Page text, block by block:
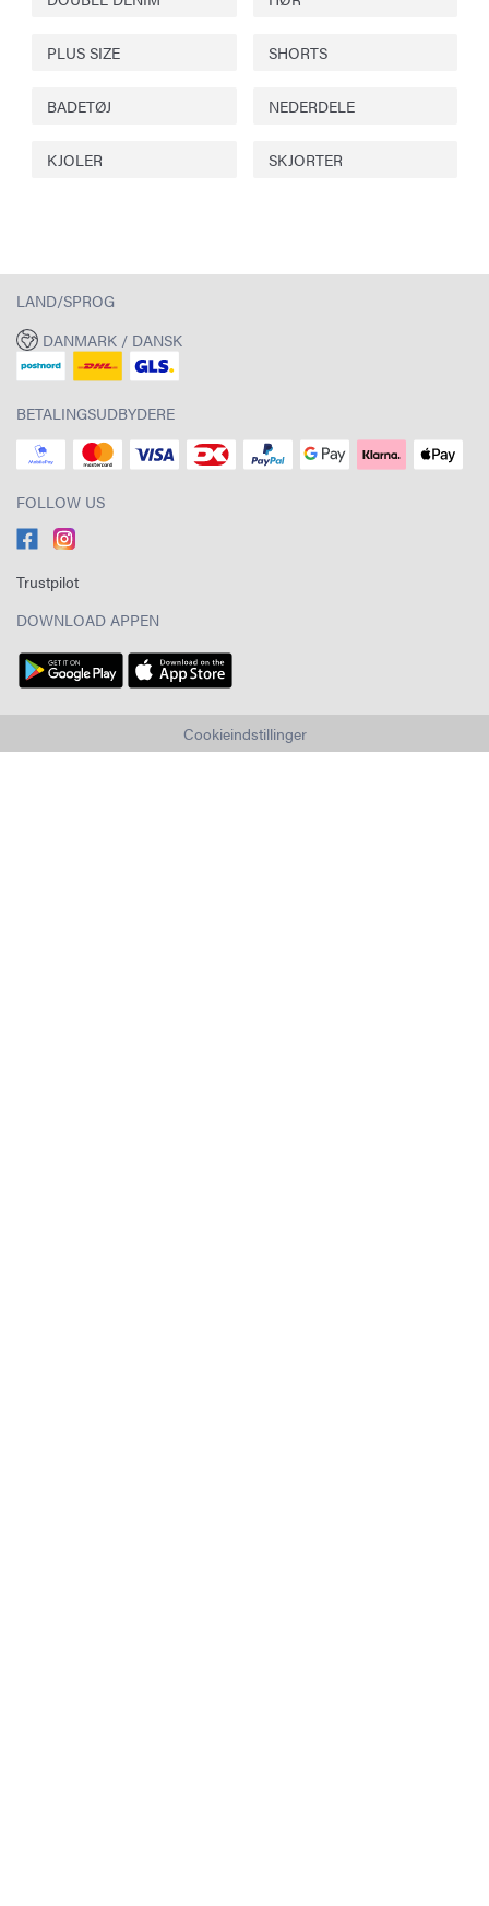
PLUS SIZE SHORTS
BADETØJ NEDERDELE
KJOLER SKJORTER
LAND/SPROG
DANMARK / DANSK
BETALINGSUDBYDERE
FOLLOW US
Trustpilot
DOWNLOAD APPEN
Cookieindstillinger